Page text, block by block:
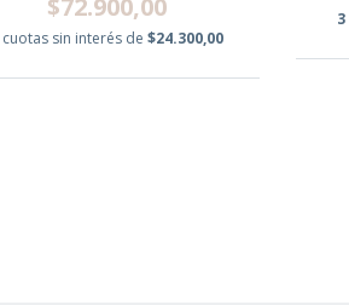
cuotas sin interés de $24.300,00
3